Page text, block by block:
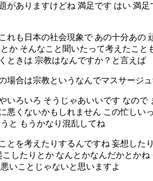
ありますけどね 満足です はい 満
も日本の社会現象で あの十分あの
か そんなこと聞いたって考えたこ
ときは 宗教はなんですか？と言えば
合は宗教というなんでマスサージ
ろいろ そうじゃあいいです なの
くないかもしれません この忙しい
と もうかなり混乱してね
を考えたりするんですね 妄想した
したりとか なんとかなんだかとか
いことじゃないと思いますよ